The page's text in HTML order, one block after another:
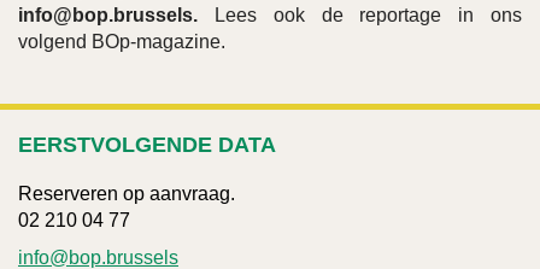
info@bop.brussels.
Lees ook de reportage in ons
volgend BOp-magazine.
EERSTVOLGENDE DATA
Reserveren op aanvraag.
02 210 04 77
info@bop.brussels